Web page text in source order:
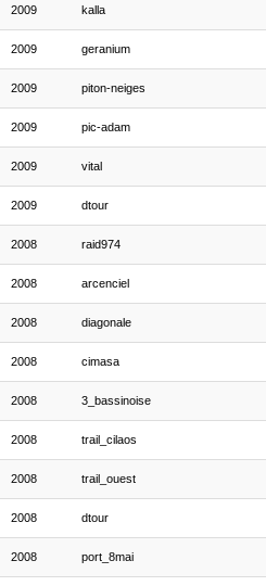
2009 kalla
2009 geranium
2009 piton-neiges
2009 pic-adam
2009 vital
2009 dtour
2008 raid974
2008 arcenciel
2008 diagonale
2008 cimasa
2008 3_bassinoise
2008 trail_cilaos
2008 trail_ouest
2008 dtour
2008 port_8mai